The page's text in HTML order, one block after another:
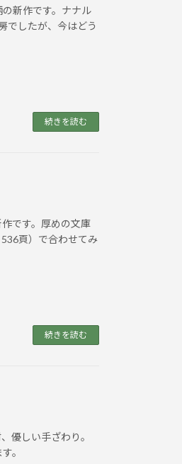
新作です。ナナル
でしたが、今はどう
続きを読む
です。厚めの文庫
頁）で合わせてみ
続きを読む
優しい手ざわり。
。